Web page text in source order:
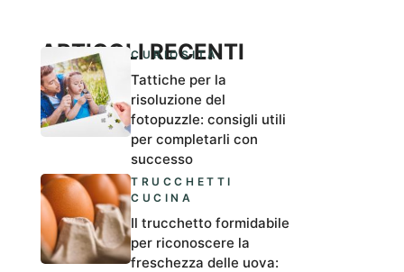
ARTICOLI RECENTI
CURIOSITÀ
Tattiche per la
risoluzione del
fotopuzzle: consigli utili
per completarli con
successo
TRUCCHETTI
CUCINA
Il trucchetto formidabile
per riconoscere la
freschezza delle uova: